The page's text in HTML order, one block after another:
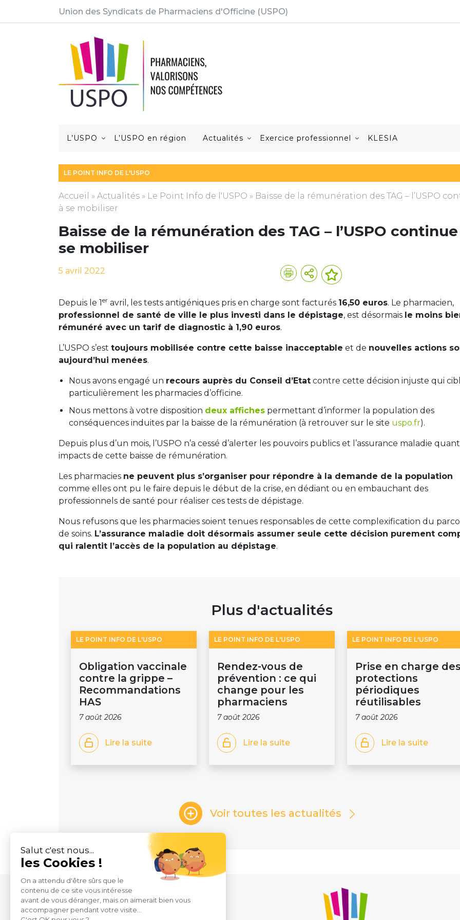
Union des Syndicats de Pharmaciens d'Officine (USPO)
L’USPO L’USPO en région Actualités Exercice professionnel KLESIA
LE POINT INFO DE L'USPO
Accueil » Actualités » Le Point Info de l'USPO » Baisse de la rémunération des TAG – l’USPO
à se mobiliser
Baisse de la rémunération des TAG – l’USPO
se mobiliser
5 avril 2022
Depuis le 1er avril, les tests antigéniques pris en charge sont facturés 16,50 euros. Le pharmacien,
professionnel de santé de ville le plus investi dans le dépistage, est désormais le moins
rémunéré avec un tarif de diagnostic à 1,90 euros.
L’USPO s’est toujours mobilisée contre cette baisse inacceptable et de nouvelles actions
aujourd’hui menées.
Nous avons engagé un recours auprès du Conseil d’Etat contre cette décision injuste qui
particulièrement les pharmacies d’officine.
Nous mettons à votre disposition deux affiches permettant d’informer la population des
conséquences induites par la baisse de la rémunération (à retrouver sur le site uspo.fr).
Depuis plus d’un mois, l’USPO n’a cessé d’alerter les pouvoirs publics et l’assurance maladie
impacts de cette baisse de rémunération.
Les pharmacies ne peuvent plus s’organiser pour répondre à la demande de la population
comme elles ont pu le faire depuis le début de la crise, en dédiant ou en embauchant des
professionnels de santé pour réaliser ces tests de dépistage.
Nous refusons que les pharmacies soient tenues responsables de cette complexification du
de soins. L’assurance maladie doit désormais assumer seule cette décision purement
qui ralentit l’accès de la population au dépistage.
Plus d'actualités
LE POINT INFO DE L'USPO
Obligation vaccinale
contre la grippe –
Recommandations
HAS
7 août 2026
Lire la suite
LE POINT INFO DE L'USPO
Rendez-vous de
prévention : ce qui
change pour les
pharmaciens
7 août 2026
Lire la suite
LE POINT INFO DE L'USPO
Prise en charge des
protections
périodiques
réutilisables
7 août 2026
Lire la suite
Voir toutes les actualités